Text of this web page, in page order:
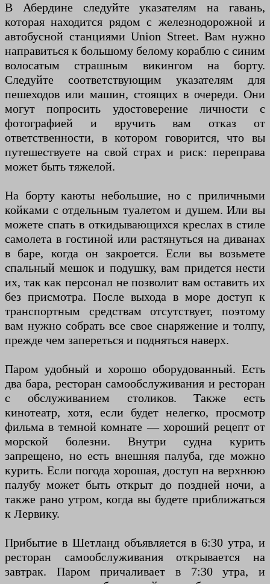
В Абердине следуйте указателям на гавань,
которая находится рядом с железнодорожной и
автобусной станциями Union Street. Вам нужно
направиться к большому белому кораблю с синим
волосатым страшным викингом на борту.
Следуйте соответствующим указателям для
пешеходов или машин, стоящих в очереди. Они
могут попросить удостоверение личности с
фотографией и вручить вам отказ от
ответственности, в котором говорится, что вы
путешествуете на свой страх и риск: переправа
может быть тяжелой.
На борту каюты небольшие, но с приличными
койками с отдельным туалетом и душем. Или вы
можете спать в откидывающихся креслах в стиле
самолета в гостиной или растянуться на диванах
в баре, когда он закроется. Если вы возьмете
спальный мешок и подушку, вам придется нести
их, так как персонал не позволит вам оставить их
без присмотра. После выхода в море доступ к
транспортным средствам отсутствует, поэтому
вам нужно собрать все свое снаряжение и толпу,
прежде чем запереться и подняться наверх.
Паром удобный и хорошо оборудованный. Есть
два бара, ресторан самообслуживания и ресторан
с обслуживанием столиков. Также есть
кинотеатр, хотя, если будет нелегко, просмотр
фильма в темной комнате — хороший рецепт от
морской болезни. Внутри судна курить
запрещено, но есть внешняя палуба, где можно
курить. Если погода хорошая, доступ на верхнюю
палубу может быть открыт до поздней ночи, а
также рано утром, когда вы будете приближаться
к Лервику.
Прибытие в Шетланд объявляется в 6:30 утра, и
ресторан самообслуживания открывается на
завтрак. Паром причаливает в 7:30 утра, и